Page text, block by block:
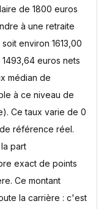
de 1800 euros
à une retraite
environ 1613,00
euros nets
médian de
à ce niveau de
Ce taux varie de 0
référence réel.
part
exact de points
Ce montant
la carrière : c'est